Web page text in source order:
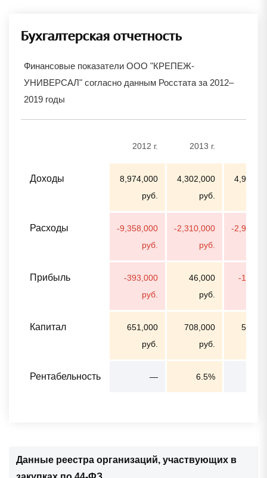
Бухгалтерская отчетность
Финансовые показатели ООО "КРЕПЕЖ-
УНИВЕРСАЛ" согласно данным Росстата за 2012–
2019 годы
2012 г. 2013 г.
Доходы
8,974,000
руб.
4,302,000
руб.
Расходы
-9,358,000
руб.
-2,310,000
руб.
-
Прибыль
-393,000
руб.
46,000
руб.
-
Капитал
651,000
руб.
708,000
руб.
Рентабельность — 6.5%
Данные реестра организаций, участвующих в